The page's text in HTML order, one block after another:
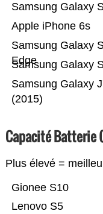
Samsung Galaxy
(2015)
Samsung Galaxy
Samsung Galaxy
Edge
Apple iPhone 6s
Samsung Galaxy
Capacité Batterie
Plus élevé =
Lenovo S5
Gionee S10